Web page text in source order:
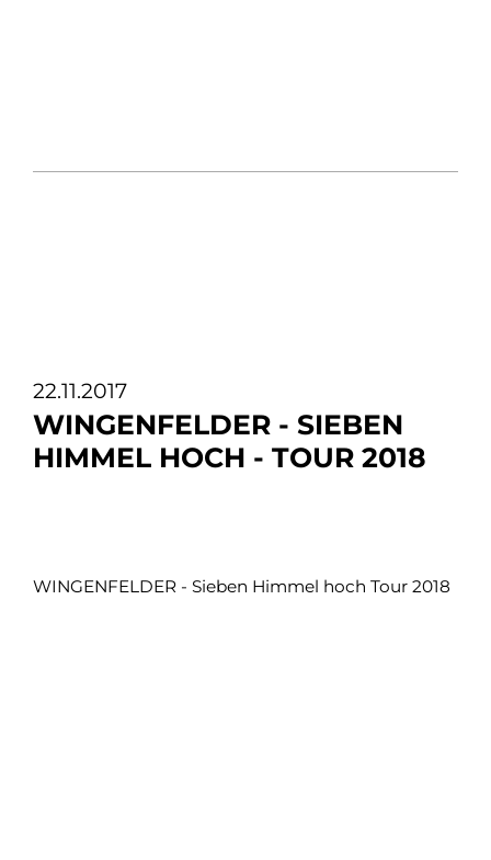
22.11.2017
WINGENFELDER - SIEBEN
HIMMEL HOCH - TOUR 2018
WINGENFELDER - Sieben Himmel hoch Tour 2018